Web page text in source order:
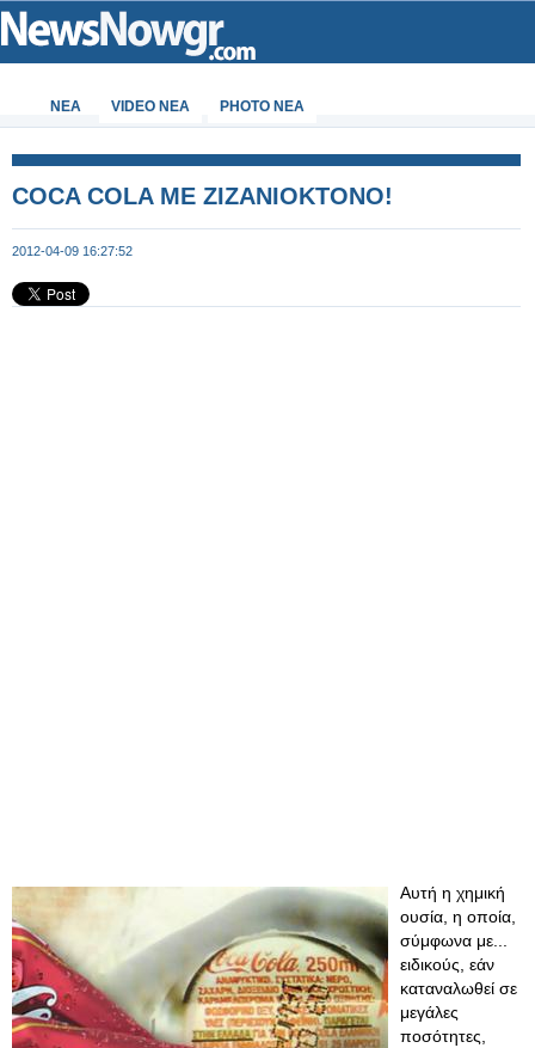
ΝΕΑ VIDEO NEA PHOTO NEA
COCA COLA ΜΕ ΖΙΖΑΝΙΟΚΤΟΝΟ!
2012-04-09 16:27:52
Αυτή η χημική
ουσία, η οποία,
σύμφωνα με...
ειδικούς, εάν
καταναλωθεί σε
μεγάλες
ποσότητες,